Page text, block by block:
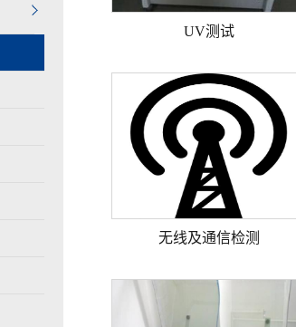
UV测试
无线及通信检测